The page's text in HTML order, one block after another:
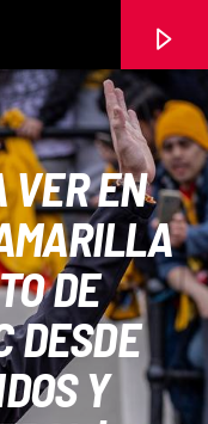
VER EN
DE
DESDE
Y